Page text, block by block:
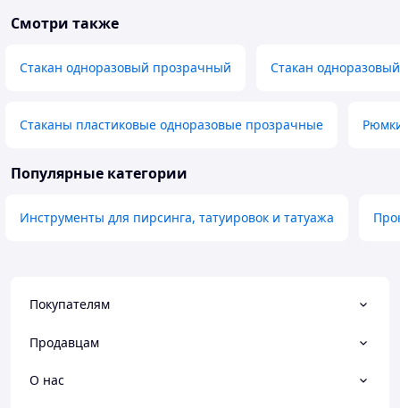
Смотри также
Стакан одноразовый прозрачный Стакан
Стаканы пластиковые одноразовые прозрачные
Популярные категории
Инструменты для пирсинга, татуировок и татуажа
Покупателям
Продавцам
О нас